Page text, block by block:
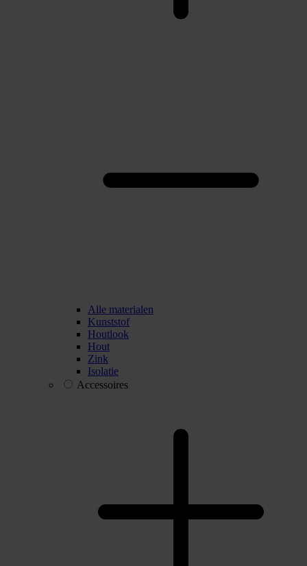
Alle materialen
Kunststof
Houtlook
Hout
Zink
Isolatie
Accessoires